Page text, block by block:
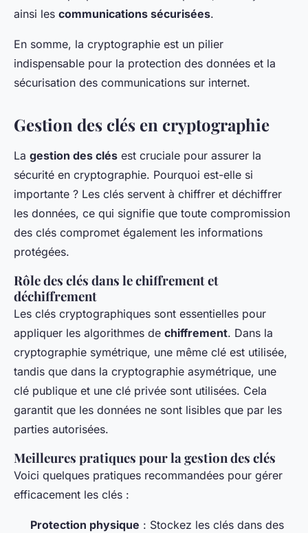
ainsi les communications sécurisées.
En somme, la cryptographie est un pilier
indispensable pour la protection des données et la
sécurisation des communications sur internet.
Gestion des clés en cryptographie
La gestion des clés est cruciale pour assurer la
sécurité en cryptographie. Pourquoi est-elle si
importante ? Les clés servent à chiffrer et déchiffrer
les données, ce qui signifie que toute compromission
des clés compromet également les informations
protégées.
Rôle des clés dans le chiffrement et
déchiffrement
Les clés cryptographiques sont essentielles pour
appliquer les algorithmes de chiffrement. Dans la
cryptographie symétrique, une même clé est utilisée,
tandis que dans la cryptographie asymétrique, une
clé publique et une clé privée sont utilisées. Cela
garantit que les données ne sont lisibles que par les
parties autorisées.
Meilleures pratiques pour la gestion des clés
Voici quelques pratiques recommandées pour gérer
efficacement les clés :
Protection physique : Stockez les clés dans des